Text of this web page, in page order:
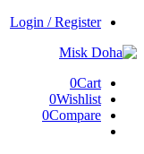
Login / Register
0Cart
0Wishlist
0Compare